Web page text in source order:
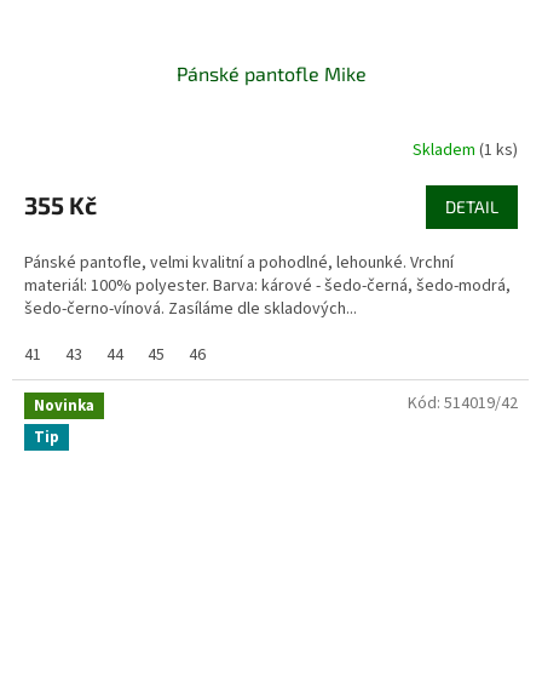
Pánské pantofle Mike
Skladem (1 ks)
355 Kč DETAIL
Pánské pantofle, velmi kvalitní a pohodlné, lehounké. Vrchní
materiál: 100% polyester. Barva: kárové - šedo-černá, šedo-modrá,
šedo-černo-vínová. Zasíláme dle skladových...
41
43 44 45 46
Novinka
Tip
Kód: 514019/42